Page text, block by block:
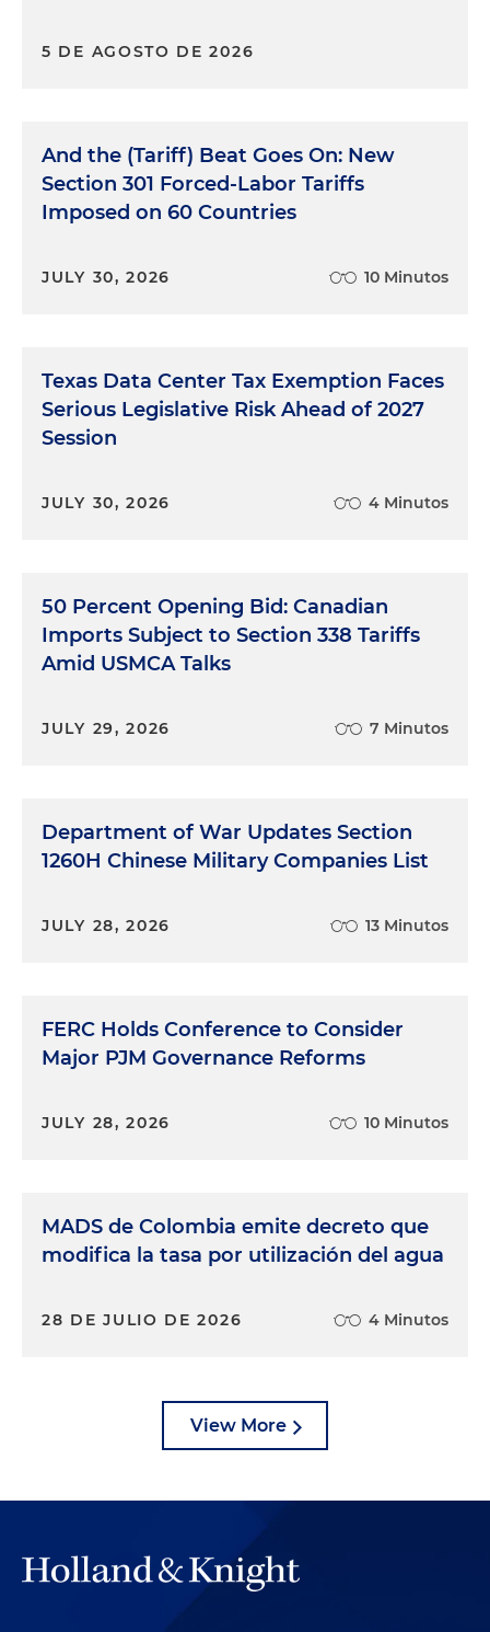
5 DE AGOSTO DE 2026
And the (Tariff) Beat Goes On: New
Section 301 Forced-Labor Tariffs
Imposed on 60 Countries
JULY 30, 2026 10 Minutos
Texas Data Center Tax Exemption Faces
Serious Legislative Risk Ahead of 2027
Session
JULY 30, 2026 4 Minutos
50 Percent Opening Bid: Canadian
Imports Subject to Section 338 Tariffs
Amid USMCA Talks
JULY 29, 2026 7 Minutos
Department of War Updates Section
1260H Chinese Military Companies List
JULY 28, 2026 13 Minutos
FERC Holds Conference to Consider
Major PJM Governance Reforms
JULY 28, 2026 10 Minutos
MADS de Colombia emite decreto que
modifica la tasa por utilización del agua
28 DE JULIO DE 2026 4 Minutos
View More